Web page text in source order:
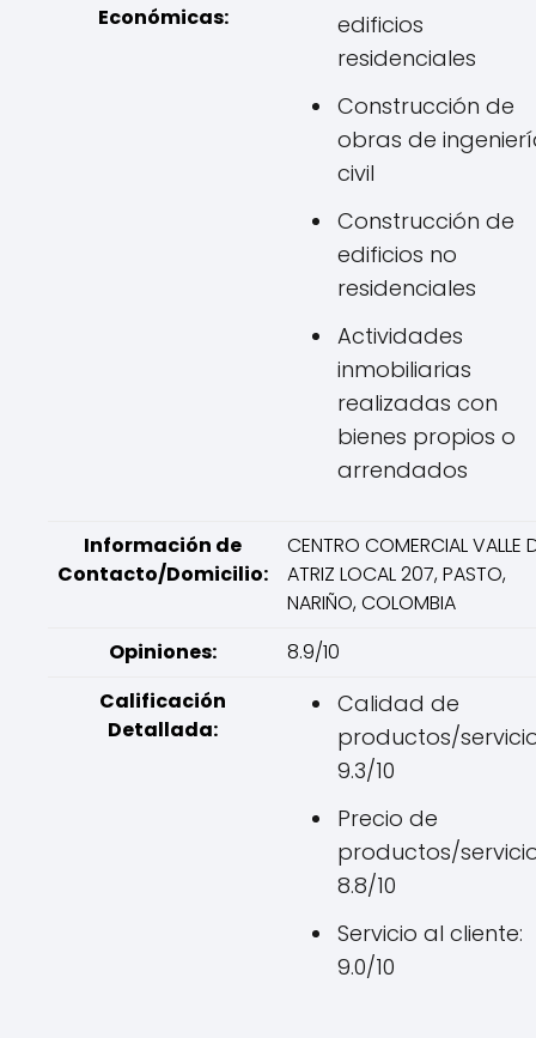
Económicas:
edificios
residenciales
Construcción de
obras de
civil
Construcción de
edificios no
residenciales
Actividades
inmobiliarias
realizadas con
bienes propios o
arrendados
Información de
Contacto/Domicilio:
CENTRO COMERCIAL VALLE
ATRIZ LOCAL 207, PASTO,
NARIÑO, COLOMBIA
Opiniones:
8.9/10
Calificación
Detallada:
Calidad de
productos/
9.3/10
Precio de
productos/
8.8/10
Servicio al cliente:
9.0/10